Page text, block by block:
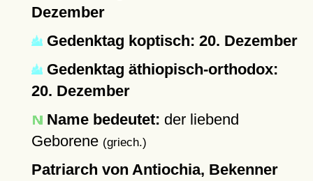
Dezember
Gedenktag koptisch: 20. Dezember
Gedenktag äthiopisch-orthodox:
20. Dezember
Name bedeutet: der liebend
Geborene (griech.)
Patriarch von Antiochia, Bekenner